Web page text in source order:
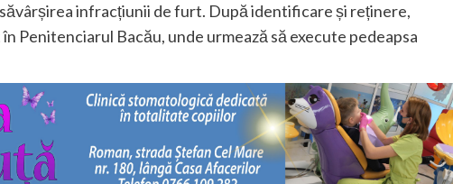
infracțiunii de furt. După identificare și reținere,
Penitenciarul Bacău, unde urmează să execute pedeapsa